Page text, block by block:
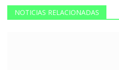
NOTICIAS RELACIONADAS